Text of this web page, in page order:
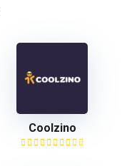
Coolzino